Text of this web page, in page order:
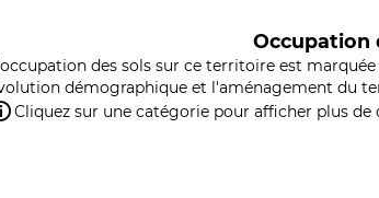
Occupation
des sols sur ce territoire est
démographique et l'aménagement du
Cliquez sur une catégorie pour afficher plus de